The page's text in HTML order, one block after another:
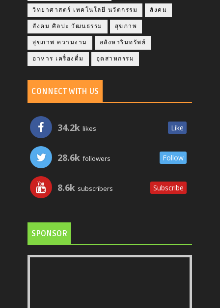
วิทยาศาสตร์ เทคโนโลยี นวัตกรรม สังคม
สังคม ศิลปะ วัฒนธรรม สุขภาพ
สุขภาพ ความงาม อสังหาริมทรัพย์
อาหาร เครื่องดื่ม อุตสาหกรรม
CONNECT WITH US
34.2k likes Like
28.6k followers Follow
8.6k subscribers Subscribe
SPONSOR